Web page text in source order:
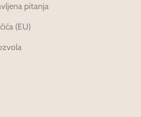
pitanja
(EU)